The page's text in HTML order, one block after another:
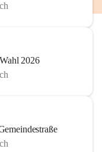
2026